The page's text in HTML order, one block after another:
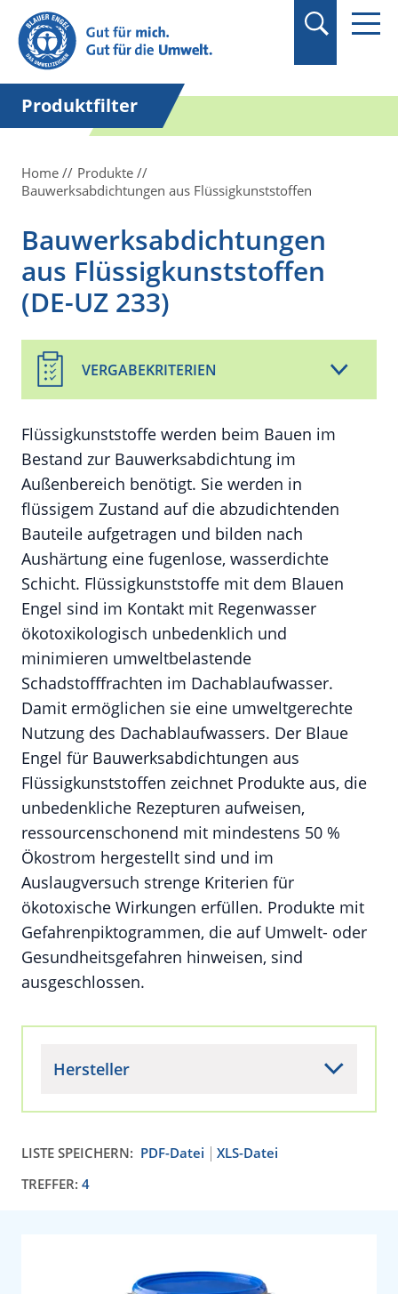
Suchbegriff in
Anführungszeichen
setzen.
Produktfilter
Home
Produkte
Bauwerksabdichtungen aus Flüssigkunststoffen
Bauwerksabdichtungen
aus Flüssigkunststoffen
(DE-UZ 233)
VERGABEKRITERIEN
Flüssigkunststoffe werden beim Bauen im
Bestand zur Bauwerksabdichtung im
Außenbereich benötigt. Sie werden in
flüssigem Zustand auf die abzudichtenden
Bauteile aufgetragen und bilden nach
Aushärtung eine fugenlose, wasserdichte
Schicht. Flüssigkunststoffe mit dem Blauen
Engel sind im Kontakt mit Regenwasser
ökotoxikologisch unbedenklich und
minimieren umweltbelastende
Schadstofffrachten im Dachablaufwasser.
Damit ermöglichen sie eine umweltgerechte
Nutzung des Dachablaufwassers. Der Blaue
Engel für Bauwerksabdichtungen aus
Flüssigkunststoffen zeichnet Produkte aus, die
unbedenkliche Rezepturen aufweisen,
ressourcenschonend mit mindestens 50 %
Ökostrom hergestellt sind und im
Auslaugversuch strenge Kriterien für
ökotoxische Wirkungen erfüllen. Produkte mit
Gefahrenpiktogrammen, die auf Umwelt- oder
Gesundheitsgefahren hinweisen, sind
ausgeschlossen.
Hersteller
LISTE SPEICHERN: PDF-Datei
XLS-Datei
TREFFER: 4